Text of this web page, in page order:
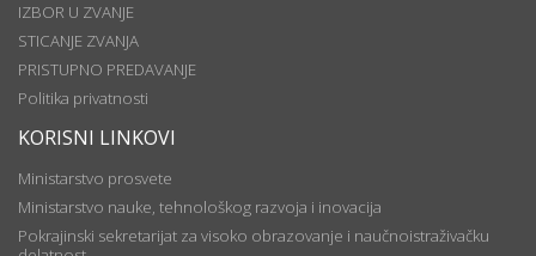
IZBOR U ZVANJE
STICANJE ZVANJA
PRISTUPNO PREDAVANJE
Politika privatnosti
KORISNI LINKOVI
Ministarstvo prosvete
Ministarstvo nauke, tehnološkog razvoja i inovacija
Pokrajinski sekretarijat za visoko obrazovanje i naučnoistraživačku